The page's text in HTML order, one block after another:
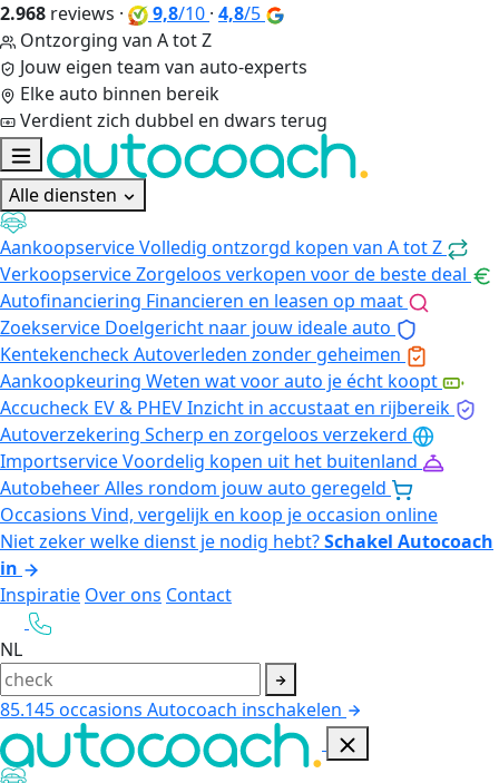
2.968 reviews · 9,8/10 · 4,8/5
Ontzorging van A tot Z
Jouw eigen team van auto-experts
Elke auto binnen bereik
Verdient zich dubbel en dwars terug
Alle diensten
AankoopserviceVolledig ontzorgd kopen van A tot Z
VerkoopserviceZorgeloos verkopen voor de beste deal
Autofinanciering Financieren en leasen op maat
Zoekservice Doelgericht naar jouw ideale auto
KentekencheckAutoverleden zonder geheimen
Aankoopkeuring Weten wat voor auto je écht koopt
Accucheck EV & PHEVInzicht in accustaat en rijbereik
Autoverzekering Scherp en zorgeloos verzekerd
ImportserviceVoordelig kopen uit het buitenland
AutobeheerAlles rondom jouw auto geregeld
Occasions Vind, vergelijk en koop je occasion online
Niet zeker welke dienst je nodig hebt?Schakel Autocoach
in
Inspiratie Over ons Contact
NL
85.145occasions Autocoach inschakelen